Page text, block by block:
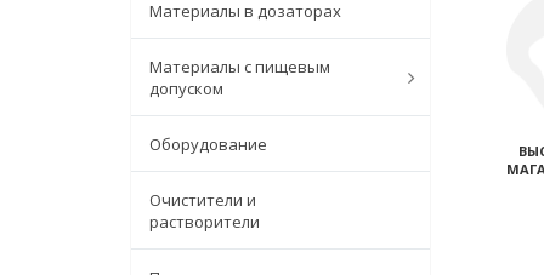
Материалы в дозаторах
Материалы с пищевым
допуском
Оборудование
Очистители и
растворители